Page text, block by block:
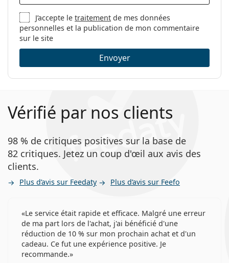
Code:
J’accepte letraitement de mes données
personnelles et la publication de mon commentaire
sur le site
Envoyer
Vérifié par nos clients
98 % de critiques positives sur la base de
82 critiques. Jetez un coup d'œil aux avis des
clients.
Plus d’avis sur Feedaty Plus d’avis sur Feefo
Le service était rapide et efficace. Malgré une erreur
de ma part lors de l'achat, j'ai bénéficié d'une
réduction de 10 % sur mon prochain achat et d'un
cadeau. Ce fut une expérience positive. Je
recommande.